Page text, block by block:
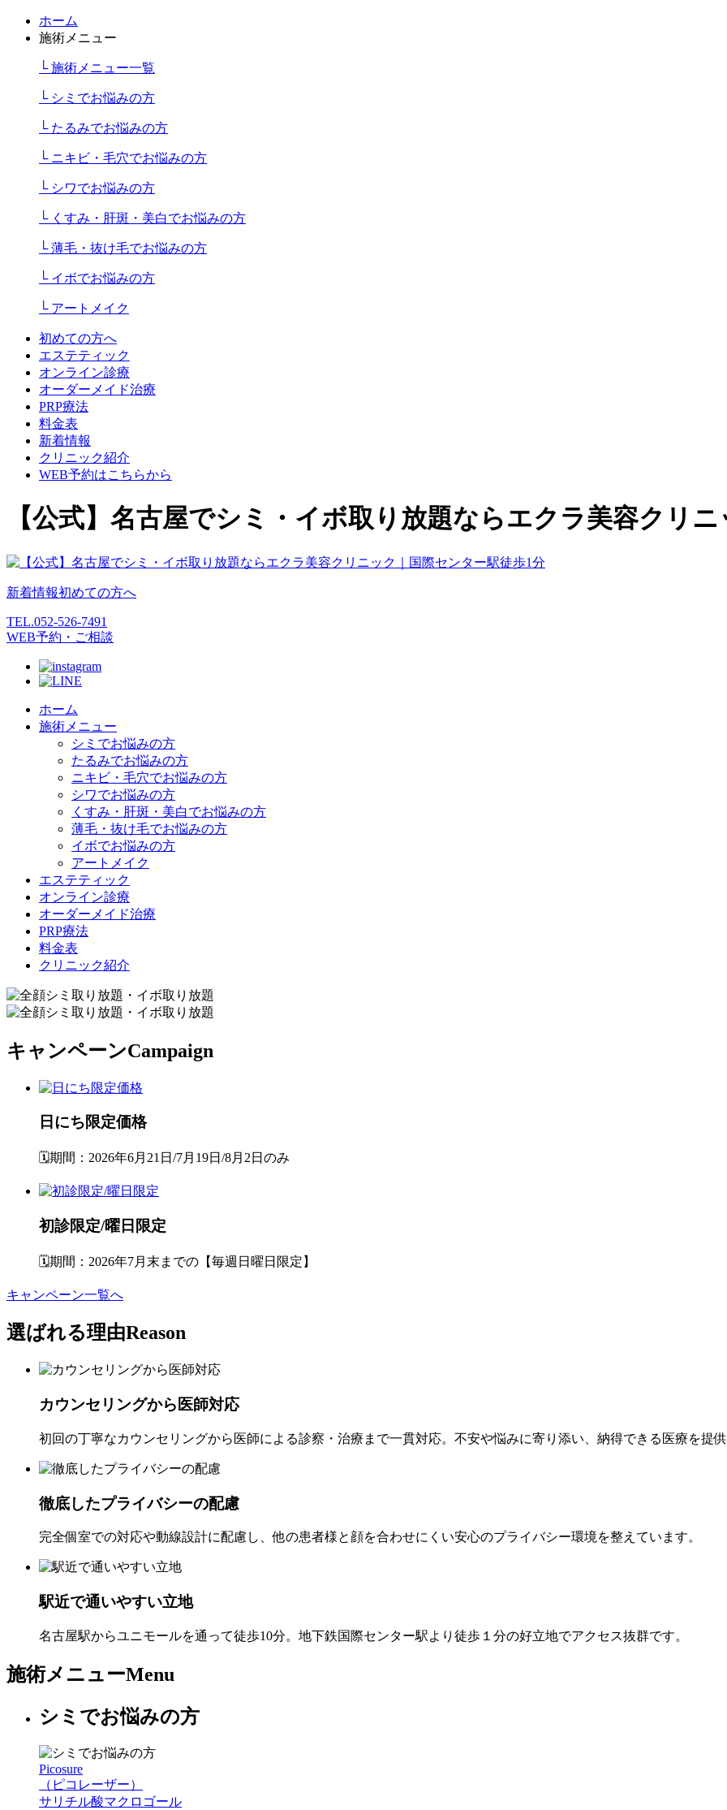
ホーム
施術メニュー
└ 施術メニュー一覧
└ シミでお悩みの方
└ たるみでお悩みの方
└ ニキビ・毛穴でお悩みの方
└ シワでお悩みの方
└ くすみ・肝斑・美白でお悩みの方
└ 薄毛・抜け毛でお悩みの方
└ イボでお悩みの方
└ アートメイク
初めての方へ
エステティック
オンライン診療
オーダーメイド治療
PRP療法
料金表
新着情報
クリニック紹介
WEB予約はこちらから
【公式】名古屋でシミ・イボ取り放題ならエクラ美容クリ
新着情報初めての方へ
TEL.052-526-7491
WEB予約・ご相談
ホーム
施術メニュー
シミでお悩みの方
たるみでお悩みの方
ニキビ・毛穴でお悩みの方
シワでお悩みの方
くすみ・肝斑・美白でお悩みの方
薄毛・抜け毛でお悩みの方
イボでお悩みの方
アートメイク
エステティック
オンライン診療
オーダーメイド治療
PRP療法
料金表
クリニック紹介
キャンペーンCampaign
日にち限定価格
🗓️期間：2026年6月21日/7月19日/8月2日のみ
初診限定/曜日限定
🗓️期間：2026年7月末までの【毎週日曜日限定】
キャンペーン一覧へ
選ばれる理由Reason
カウンセリングから医師対応
初回の丁寧なカウンセリングから医師による診察・治療まで一貫対応。不安や悩みに寄り添い、納得できる医療を提
徹底したプライバシーの配慮
完全個室での対応や動線設計に配慮し、他の患者様と顔を合わせにくい安心のプライバシー環境を整えています。
駅近で通いやすい立地
名古屋駅からユニモールを通って徒歩10分。地下鉄国際センター駅より徒歩１分の好立地でアクセス抜群です。
施術メニューMenu
シミでお悩みの方
Picosure
（ピコレーザー）
サリチル酸マクロゴール